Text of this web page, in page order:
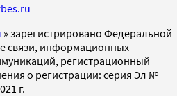
» зарегистрировано Федеральной
связи, информационных
регистрационный
о регистрации: серия Эл №
г.